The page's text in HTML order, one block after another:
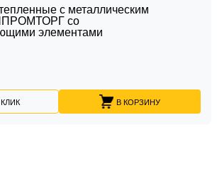
с металлическим
со
элементами
В КОРЗИНУ